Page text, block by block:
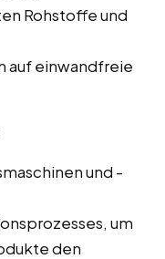
Rohstoffe und
auf einwandfreie
und -
um
den